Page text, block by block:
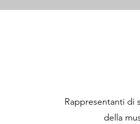
Rappresentanti di
della